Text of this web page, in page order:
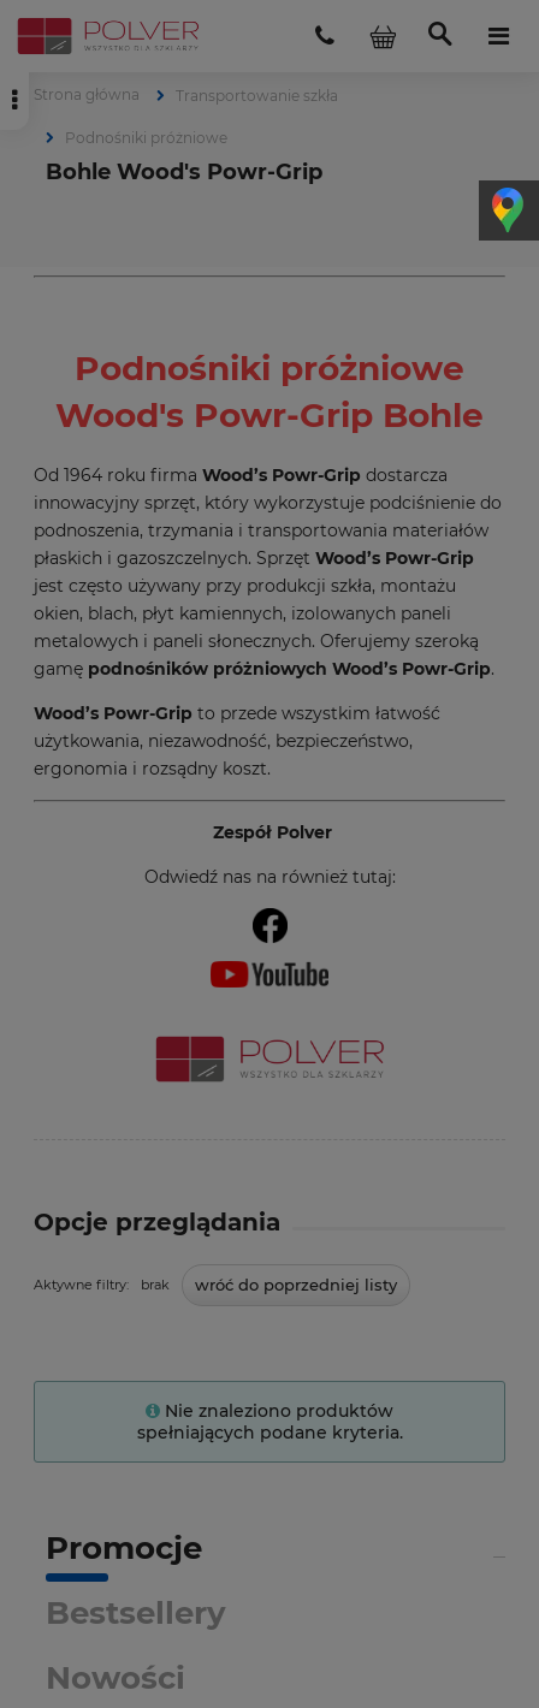
Strona główna Transportowanie szkła
Podnośniki próżniowe
Bohle Wood's Powr-Grip
Opcje przeglądania
Aktywne filtry: brak wróć do poprzedniej listy
Nie znaleziono produktów
spełniających podane kryteria.
Podnośniki próżniowe
Wood's Powr-Grip Bohle
Od 1964 roku firma Wood’s Powr-Grip dostarcza
innowacyjny sprzęt, który wykorzystuje podciśnienie do
podnoszenia, trzymania i transportowania materiałów
płaskich i gazoszczelnych. Sprzęt Wood’s Powr-Grip
jest często używany przy produkcji szkła, montażu
okien, blach, płyt kamiennych, izolowanych paneli
metalowych i paneli słonecznych. Oferujemy szeroką
gamę podnośników próżniowych Wood’s Powr-Grip.
Wood’s Powr-Grip to przede wszystkim łatwość
użytkowania, niezawodność, bezpieczeństwo,
ergonomia i rozsądny koszt.
Zespół Polver
Odwiedź nas na również tutaj:
Promocje
Nowości
Bestsellery